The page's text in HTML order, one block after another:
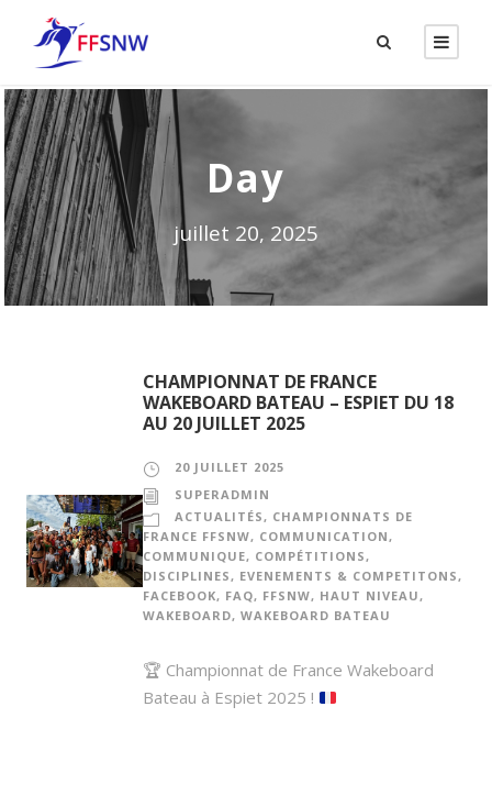
Day
juillet 20, 2025
CHAMPIONNAT DE FRANCE
WAKEBOARD BATEAU – ESPIET DU 18
AU 20 JUILLET 2025
20 JUILLET 2025
SUPERADMIN
ACTUALITÉS, CHAMPIONNATS DE
FRANCE FFSNW, COMMUNICATION,
COMMUNIQUE, COMPÉTITIONS,
DISCIPLINES, EVENEMENTS & COMPETITONS,
FACEBOOK, FAQ, FFSNW, HAUT NIVEAU,
WAKEBOARD, WAKEBOARD BATEAU
🏆 Championnat de France Wakeboard
Bateau à Espiet 2025 !